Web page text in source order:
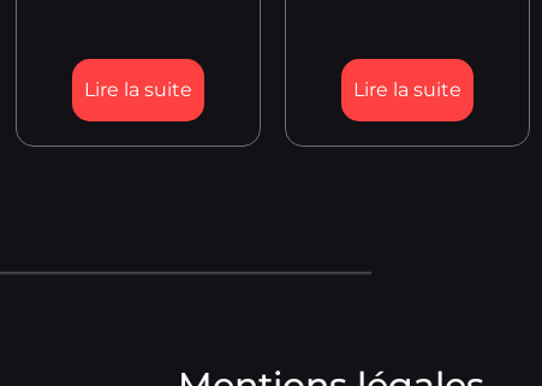
Lire la suite Lire la suite